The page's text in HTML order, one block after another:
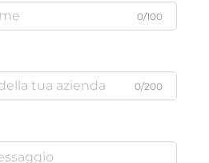
0/100
0/200